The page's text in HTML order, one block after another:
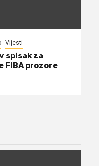
Vijesti
spisak za
FIBA prozore